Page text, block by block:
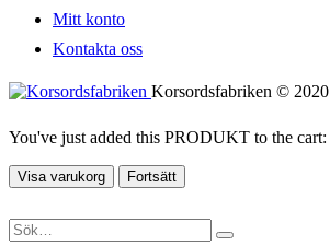
Mitt konto
Kontakta oss
Korsordsfabriken © 2020
You've just added this PRODUKT to the cart:
Visa varukorg Fortsätt